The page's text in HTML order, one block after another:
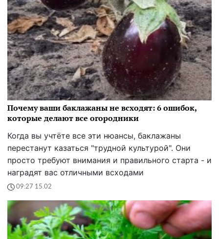
Почему ваши баклажаны не всходят: 6 ошибок,
которые делают все огородники
Когда вы учтёте все эти нюансы, баклажаны
перестанут казаться "трудной культурой". Они
просто требуют внимания и правильного старта - и
наградят вас отличными всходами
09:27 15.02